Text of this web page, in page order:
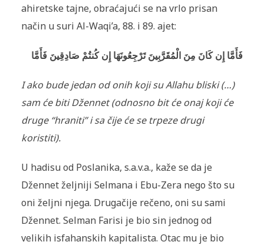
ahiretske tajne, obraćajući se na vrlo prisan
način u suri Al-Waqi’a, 88. i 89. ajet:
فَأَمَّا إِن كَانَ مِنَ الْمُقَرَّبِينَ تَرْجِعُونَهَا إِن كُنتُمْ صَادِقِينَ فَأَمَّا
I ako bude jedan od onih koji su Allahu bliski (…)
sam će biti Džennet (odnosno bit će onaj koji će
druge “hraniti” i sa čije će se trpeze drugi
koristiti).
U hadisu od Poslanika, s.a.v.a., kaže se da je
Džennet željniji Selmana i Ebu-Zera nego što su
oni željni njega. Drugačije rečeno, oni su sami
Džennet. Selman Farisi je bio sin jednog od
velikih isfahanskih kapitalista. Otac mu je bio